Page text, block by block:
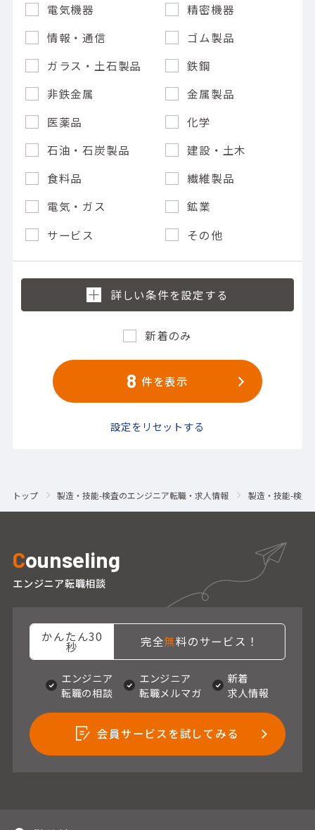
電気機器
精密機器
情報・通信
ゴム製品
ガラス・土石製品
鉄鋼
非鉄金属
金属製品
医薬品
化学
石油・石炭製品
建設・土木
食料品
繊維製品
電気・ガス
鉱業
サービス
その他
新着のみ
8 件を表示
設定をリセットする
トップ 製造・技能-検査のエンジニア転職・求人情報 製造・技能-検査
Counseling
エンジニア転職相談
かんたん30
秒 完全無料のサービス！
エンジニア
転職の相談
エンジニア
転職メルマガ
新着
求人情報
会員サービスを試してみる